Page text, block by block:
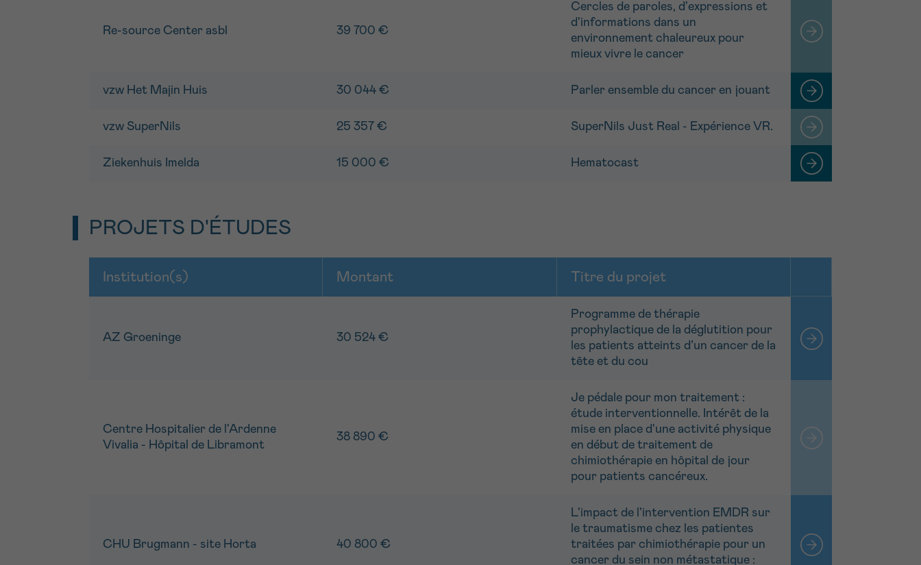
Re-source Center asbl 39 700 €
Cercles de paroles, d'expressions et
d'informations dans un
environnement chaleureux pour
mieux vivre le cancer
vzw Het Majin Huis 30 044 € Parler ensemble du cancer en jouant
vzw SuperNils 25 357 € SuperNils Just Real - Expérience VR.
Ziekenhuis Imelda 15 000 € Hematocast
PROJETS D'ÉTUDES
Institution(s) Montant Titre du projet
AZ Groeninge 30 524 €
Programme de thérapie
prophylactique de la déglutition pour
les patients atteints d’un cancer de la
tête et du cou
Centre Hospitalier de l'Ardenne
Vivalia - Hôpital de Libramont
38 890 €
Je pédale pour mon traitement :
étude interventionnelle. Intérêt de la
mise en place d'une activité physique
en début de traitement de
chimiothérapie en hôpital de jour
pour patients cancéreux.
CHU Brugmann - site Horta 40 800 €
L'impact de l'intervention EMDR sur
le traumatisme chez les patientes
traitées par chimiothérapie pour un
cancer du sein non métastatique :